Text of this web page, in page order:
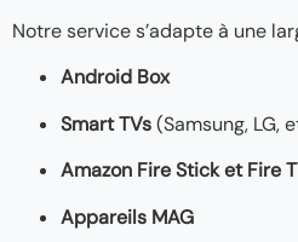
Notre service s’adapte à une
Android Box
Smart TVs(Samsung, LG,
Amazon Fire Stick et Fire
Appareils MAG